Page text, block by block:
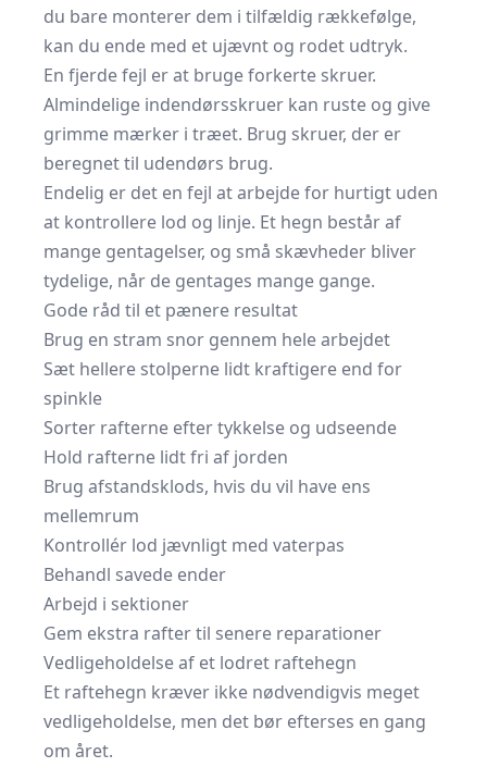
du bare monterer dem i tilfældig rækkefølge,
kan du ende med et ujævnt og rodet udtryk.
En fjerde fejl er at bruge forkerte skruer.
Almindelige indendørsskruer kan ruste og give
grimme mærker i træet. Brug skruer, der er
beregnet til udendørs brug.
Endelig er det en fejl at arbejde for hurtigt uden
at kontrollere lod og linje. Et hegn består af
mange gentagelser, og små skævheder bliver
tydelige, når de gentages mange gange.
Gode råd til et pænere resultat
Brug en stram snor gennem hele arbejdet
Sæt hellere stolperne lidt kraftigere end for
spinkle
Sorter rafterne efter tykkelse og udseende
Hold rafterne lidt fri af jorden
Brug afstandsklods, hvis du vil have ens
mellemrum
Kontrollér lod jævnligt med vaterpas
Behandl savede ender
Arbejd i sektioner
Gem ekstra rafter til senere reparationer
Vedligeholdelse af et lodret raftehegn
Et raftehegn kræver ikke nødvendigvis meget
vedligeholdelse, men det bør efterses en gang
om året.